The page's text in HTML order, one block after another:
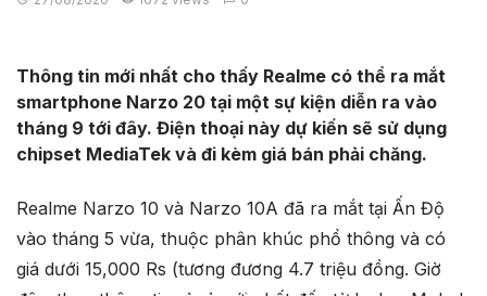
Thông tin mới nhất cho thấy Realme có thể ra mắt
smartphone Narzo 20 tại một sự kiện diễn ra vào
tháng 9 tới đây. Điện thoại này dự kiến sẽ sử dụng
chipset MediaTek và đi kèm giá bán phải chăng.
Realme Narzo 10 và Narzo 10A đã ra mắt tại Ấn Độ
vào tháng 5 vừa, thuộc phân khúc phổ thông và có
giá dưới 15,000 Rs (tương đương 4.7 triệu đồng. Giờ